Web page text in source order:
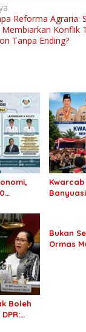
Reforma Agraria:
Konflik
Tanpa Ending?
Siap
Boleh
Bukan
Ormas